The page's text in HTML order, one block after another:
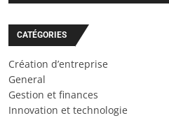
CATÉGORIES
Création d’entreprise
General
Gestion et finances
Innovation et technologie